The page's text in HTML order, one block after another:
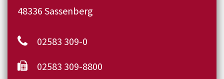
48336 Sassenberg
02583 309-0
02583 309-8800